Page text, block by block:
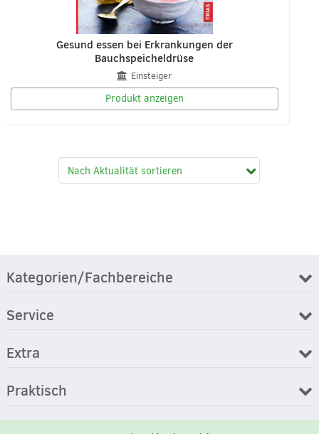
Gesund essen bei Erkrankungen der
Bauchspeicheldrüse
Einsteiger
Produkt anzeigen
Kategorien/Fachbereiche
Service
Extra
Praktisch